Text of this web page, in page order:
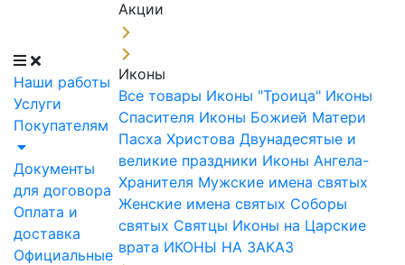
Наши работы
Услуги
Покупателям
Документы
для договора
Оплата и
доставка
Официальные
Акции
Иконы
Все товары Иконы "Троица" Иконы
Спасителя Иконы Божией Матери
Пасха Христова Двунадесятые и
великие праздники Иконы Ангела-
Хранителя Мужские имена святых
Женские имена святых Соборы
святых Святцы Иконы на Царские
врата ИКОНЫ НА ЗАКАЗ